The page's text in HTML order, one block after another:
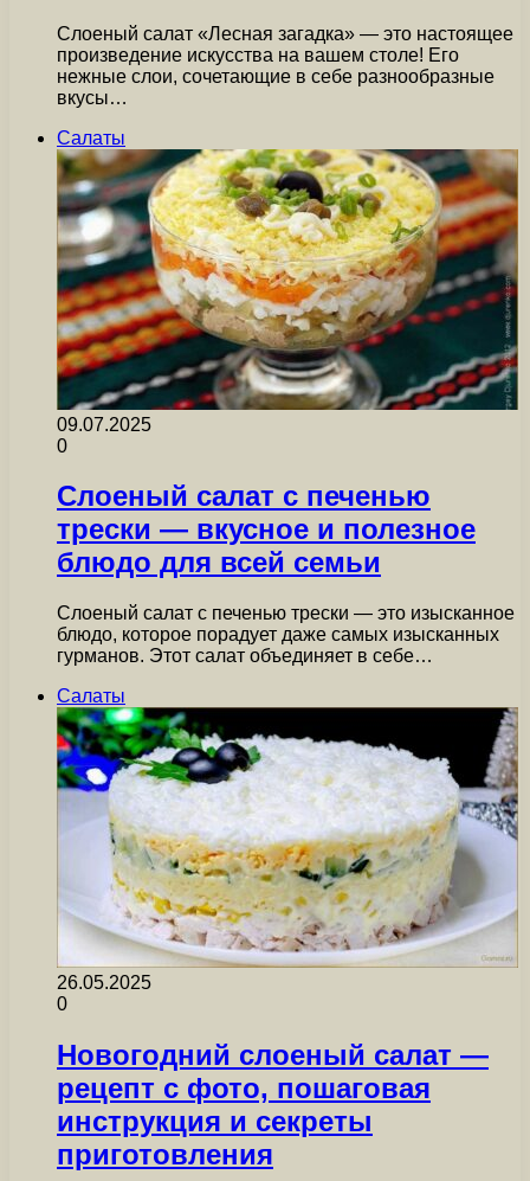
Слоеный салат «Лесная загадка» — это настоящее
произведение искусства на вашем столе! Его
нежные слои, сочетающие в себе разнообразные
вкусы…
Салаты
09.07.2025
0
Слоеный салат с печенью
трески — вкусное и полезное
блюдо для всей семьи
Слоеный салат с печенью трески — это изысканное
блюдо, которое порадует даже самых изысканных
гурманов. Этот салат объединяет в себе…
Салаты
26.05.2025
0
Новогодний слоеный салат —
рецепт с фото, пошаговая
инструкция и секреты
приготовления